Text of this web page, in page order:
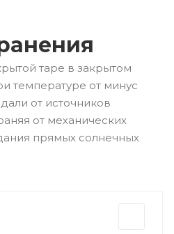
таре в закрытом
температуре от минус
от источников
от механических
прямых солнечных